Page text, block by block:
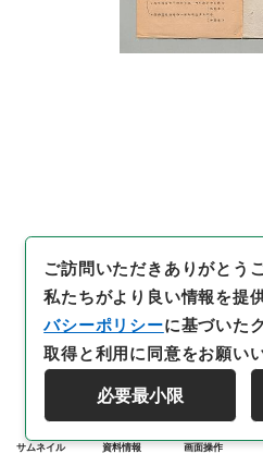
サムネイル 資料情報 画面操作
ご訪問いただきありがとう
私たちがより良い情報を提
バシーポリシーに基づいた
取得と利用に同意をお願い
必要最小限